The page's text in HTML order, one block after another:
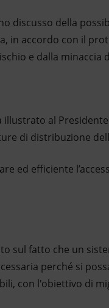
discusso della
in accordo con il
e dalla minaccia
illustrato al
di distribuzione
ed efficiente
sul fatto che un
perché si
con l'obiettivo di